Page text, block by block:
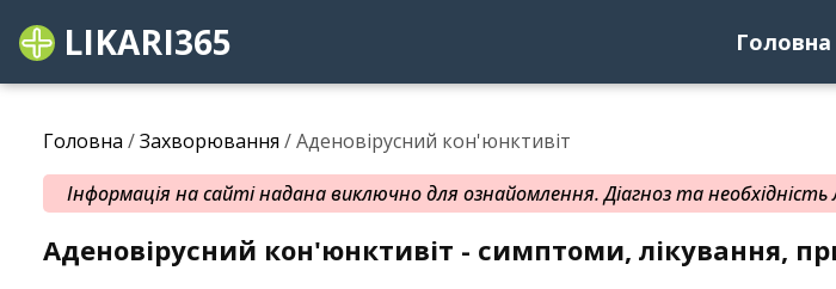
LIKARI365 Головна
Головна /Захворювання / Аденовірусний кон'юнктивіт
Інформація на сайті надана виключно для ознайомлення. Діагноз та необхідність
Аденовірусний кон'юнктивіт - симптоми, лікування,